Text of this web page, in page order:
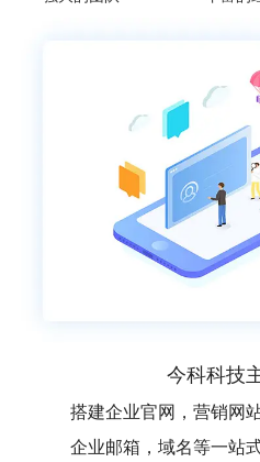
今科科技
搭建企业官网，营销网
企业邮箱，域名等一站